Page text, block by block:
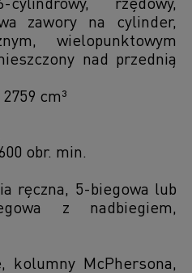
zawory na cylinder,
wielopunktowym
nad przednią
2759 cm³
obr. min.
ręczna, 5-biegowa lub
z nadbiegiem,
kolumny McPhersona,